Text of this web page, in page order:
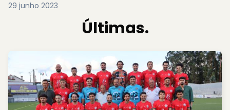
29 junho 2023
Últimas.